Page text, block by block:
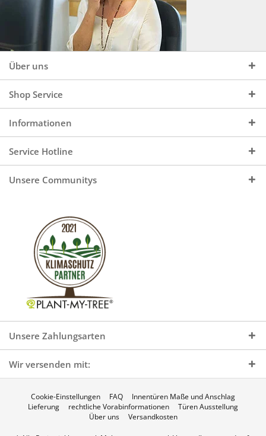
Über uns
Shop Service
Informationen
Service Hotline
Unsere Communitys
Unsere Zahlungsarten
Wir versenden mit:
Cookie-Einstellungen FAQ
Innentüren Maße und Anschlag
Lieferung
rechtliche Vorabinformationen
Türen Ausstellung
Über uns
Versandkosten